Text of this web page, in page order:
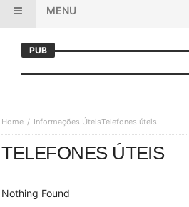
MENU
PUB
Home Informações ÚteisTelefones úteis
TELEFONES ÚTEIS
Nothing Found